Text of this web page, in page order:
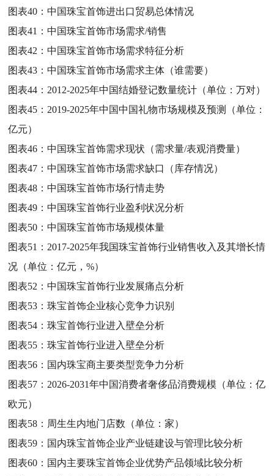
图表40：中国珠宝首饰进出口贸易总体情况
图表41：中国珠宝首饰市场需求/销售
图表42：中国珠宝首饰市场需求特征分析
图表43：中国珠宝首饰市场需求主体（谁需要）
图表44： 2012-2025年中国结婚登记数量统计（单位：万对）
图表45： 2019-2025年中国中国礼物市场规模及预测（单位：
亿元）
图表46：中国珠宝首饰需求现状（需求量/表观消费量）
图表47：中国珠宝首饰市场需求缺口（库存情况）
图表48：中国珠宝首饰市场行情走势
图表49：中国珠宝首饰行业盈利状况分析
图表50：中国珠宝首饰市场规模体量
图表51： 2017-2025年我国珠宝首饰行业销售收入及其增长情
况（单位：亿元，%）
图表52：中国珠宝首饰行业发展痛点分析
图表53：珠宝首饰企业核心竞争力识别
图表54：珠宝首饰行业进入壁垒分析
图表55：珠宝首饰行业进入壁垒分析
图表56： 国内珠宝商主要类型竞争力分析
图表57： 2026-2031年中国消费者奢侈品消费规模（单位：亿
欧元）
图表58： 周生生内地门店数（单位：家）
图表59： 国内珠宝首饰企业产业链建设与管理比较分析
图表60： 国内主要珠宝首饰企业优势产品领域比较分析